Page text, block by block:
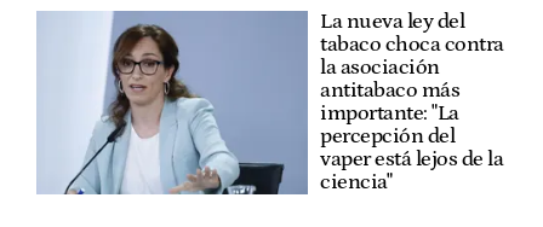
La nueva ley del
tabaco choca contra
la asociación
antitabaco más
importante: "La
percepción del
vaper está lejos de la
ciencia"